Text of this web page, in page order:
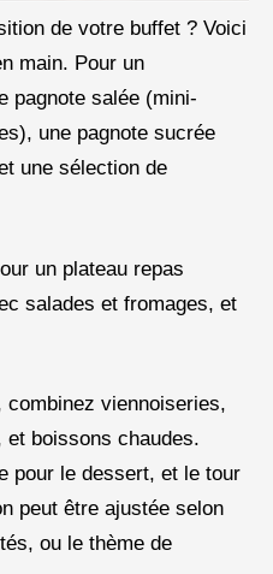
de votre buffet ? Voici
main. Pour un
pagnote salée (mini-
une pagnote sucrée
une sélection de
un plateau repas
salades et fromages, et
combinez viennoiseries,
boissons chaudes.
pour le dessert, et le tour
peut être ajustée selon
ou le thème de